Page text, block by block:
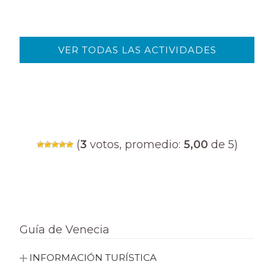
VER TODAS LAS ACTIVIDADES
(3 votos, promedio: 5,00de 5)
Guía de Venecia
INFORMACIÓN TURÍSTICA